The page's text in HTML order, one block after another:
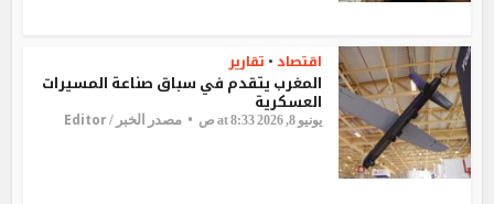
اقتصاد • تقارير
المغرب يتقدم في سباق صناعة المسيرات
العسكرية
يونيو 8, 2026 at 8:33 ص مصدر الخبر /Editor